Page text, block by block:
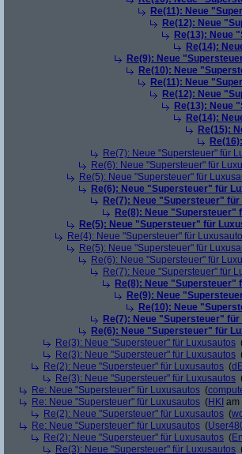
Re(11): Neue
Re(12): Neue
Re(13): Neue
Re(14):
Re(9): Neue
Re(10): Neue
Re(11): Neue
Re(12): Neue
Re(13): Neue
Re(14):
Re(15):
Re(7): Neue "Supersteuer" für
Re(6): Neue "Supersteuer" für
Re(5): Neue "Supersteuer" für
Re(6): Neue "Supersteuer" für
Re(7): Neue "Supersteuer"
Re(8): Neue "Supersteuer"
Re(5): Neue "Supersteuer" für
Re(4): Neue "Supersteuer" für
Re(5): Neue "Supersteuer" für
Re(6): Neue "Supersteuer" für
Re(7): Neue "Supersteuer" für
Re(8): Neue "Supersteuer"
Re(9): Neue
Re(10): Neue
Re(7): Neue "Supersteuer"
Re(6): Neue "Supersteuer" für
Re(3): Neue "Supersteuer" für Luxusautos
Re(3): Neue "Supersteuer" für Luxusautos
Re(2): Neue "Supersteuer" für Luxusautos (
Re(3): Neue "Supersteuer" für Luxusautos
Re: Neue "Supersteuer" für Luxusautos (
Re: Neue "Supersteuer" für Luxusautos (HKI am
Re(2): Neue "Supersteuer" für Luxusautos (
Re: Neue "Supersteuer" für Luxusautos (
Re(2): Neue "Supersteuer" für Luxusautos (
Re(3): Neue "Supersteuer" für Luxusautos